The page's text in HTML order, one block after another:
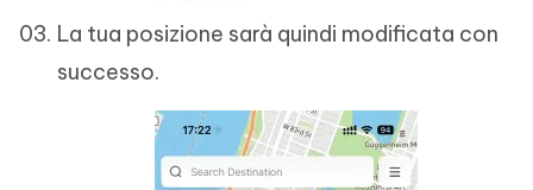
La tua posizione sarà quindi modificata con
successo.